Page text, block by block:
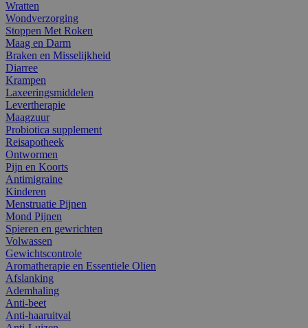
Wratten
Wondverzorging
Stoppen Met Roken
Maag en Darm
Braken en Misselijkheid
Diarree
Krampen
Laxeeringsmiddelen
Levertherapie
Maagzuur
Probiotica supplement
Reisapotheek
Ontwormen
Pijn en Koorts
Antimigraine
Kinderen
Menstruatie Pijnen
Mond Pijnen
Spieren en gewrichten
Volwassen
Gewichtscontrole
Aromatherapie en Essentiele Olien
Afslanking
Ademhaling
Anti-beet
Anti-haaruitval